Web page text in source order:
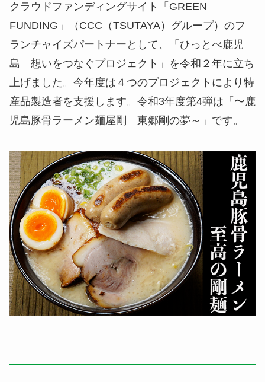
クラウドファンディングサイト「GREEN
FUNDING」（CCC（TSUTAYA）グループ）のフ
ランチャイズパートナーとして、「ひっとべ鹿児
島 想いをつなぐプロジェクト」を令和２年に立ち
上げました。今年度は４つのプロジェクトにより特
産品製造者を支援します。令和3年度第4弾は「〜鹿
児島豚骨ラーメン麺屋剛 東郷剛の夢～」です。